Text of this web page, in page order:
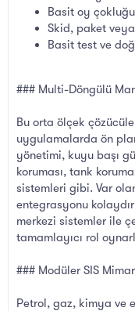
Basit oy
Skid, paket
Basit test ve
### Multi-Döngülü
Bu orta ölçek
uygulamalarda ön
yönetimi, kuyu başı
koruması, tank
sistemleri gibi. Var
entegrasyonu
merkezi sistemler ile
tamamlayıcı rol
### Modüler SIS
Petrol, gaz, kimya ve